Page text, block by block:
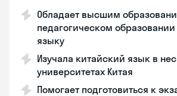
Обладает высшим
педагогическом
языку
Изучала китайский язык в
университетах Китая
Помогает подготовиться к